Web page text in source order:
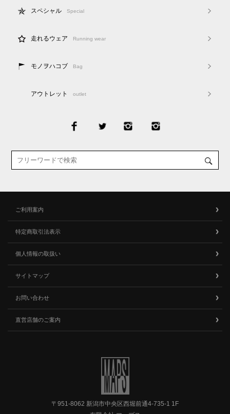
スペシャル Special
走れるウェア Running wear
モノヲハコブ Bag
アウトレット outlet
ご利用案内
特定商取引法表示
個人情報の取扱い
サイトマップ
お問い合わせ
直営店舗のご案内
〒951-8062 新潟市中央区西堀前通4-735-1 1F